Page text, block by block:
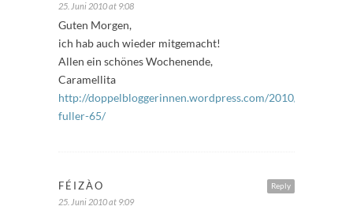
25. Juni 2010 at 9:08
Guten Morgen,
ich hab auch wieder mitgemacht!
Allen ein schönes Wochenende,
Caramellita
http://doppelbloggerinnen.wordpress.com/2010/06/25/
fuller-65/
Reply
FÉIZÀO
25. Juni 2010 at 9:09